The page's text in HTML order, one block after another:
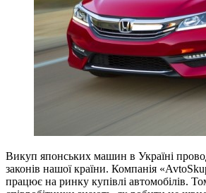
Викуп японських машин в Україні
законів нашої країни. Компанія
працює на ринку купівлі автомобілів.